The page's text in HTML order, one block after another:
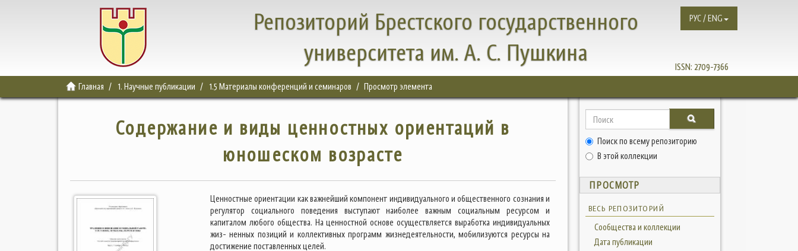
Репозиторий Брестского государственного
университета им. А. С. Пушкина
ISSN: 2709-7366
РУС / ENG
Главная 1. Научные публикации 1.5 Материалы конференций и семинаров Просмотр элемента
Содержание и виды ценностных ориентаций в
юношеском возрасте
Ценностные ориентации как важнейший компонент индивидуального и общественного сознания и
регулятор социального поведения выступают наиболее важным социальным ресурсом и
капиталом любого общества. На ценностной основе осуществляется выработка индивидуальных
жиз- ненных позиций и коллективных программ жизнедеятельности, мобилизуются ресурсы на
достижение поставленных целей.
Поиск по всему репозиторию
В этой коллекции
ПРОСМОТР
ВЕСЬ РЕПОЗИТОРИЙ
Сообщества и коллекции
Дата публикации